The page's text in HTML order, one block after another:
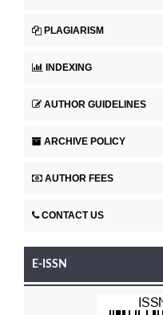
PLAGIARISM
INDEXING
AUTHOR GUIDELINES
ARCHIVE POLICY
AUTHOR FEES
CONTACT US
E-ISSN